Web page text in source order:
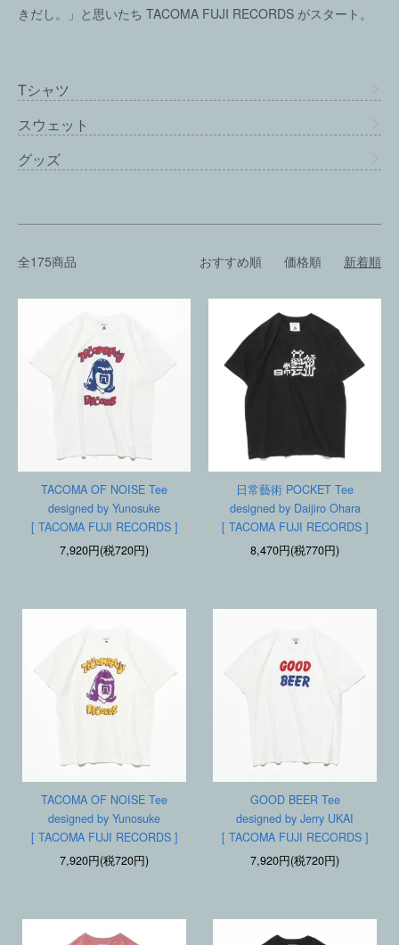
きだし。」と思いたち TACOMA FUJI RECORDS がスタート。
Tシャツ
スウェット
グッズ
全175商品 おすすめ順 価格順 新着順
TACOMA OF NOISE Tee
designed by Yunosuke
[ TACOMA FUJI RECORDS ]
7,920円(税720円)
日常藝術 POCKET Tee
designed by Daijiro Ohara
[ TACOMA FUJI RECORDS ]
8,470円(税770円)
TACOMA OF NOISE Tee
designed by Yunosuke
[ TACOMA FUJI RECORDS ]
7,920円(税720円)
GOOD BEER Tee
designed by Jerry UKAI
[ TACOMA FUJI RECORDS ]
7,920円(税720円)